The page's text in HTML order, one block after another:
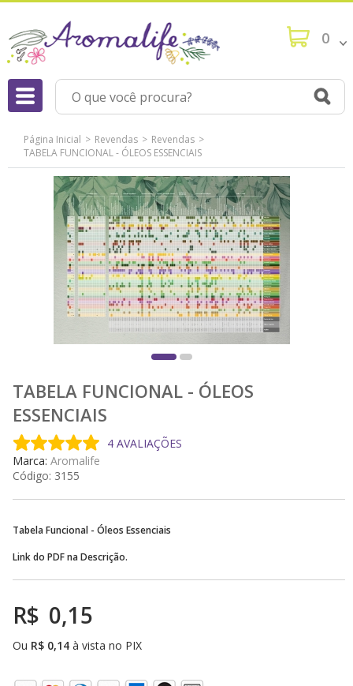
0
Página Inicial Revendas
Revendas
TABELA FUNCIONAL - ÓLEOS ESSENCIAIS
TABELA FUNCIONAL - ÓLEOS
ESSENCIAIS
4 AVALIAÇÕES
Marca:Aromalife
Código: 3155
Tabela Funcional - Óleos Essenciais
Link do PDF na Descrição.
R$ 0,15
Ou R$ 0,14 à vista no PIX